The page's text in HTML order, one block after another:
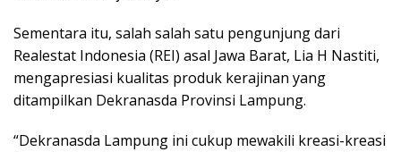
Sementara itu, salah salah satu pengunjung dari
Realestat Indonesia (REI) asal Jawa Barat, Lia H Nastiti,
mengapresiasi kualitas produk kerajinan yang
ditampilkan Dekranasda Provinsi Lampung.
“Dekranasda Lampung ini cukup mewakili kreasi-kreasi